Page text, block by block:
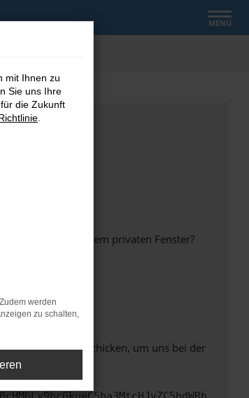
MENÜ
oder in einem privaten Fenster?
werden.
diesen Text schicken, um uns bei der
mit Ihnen zu
Sie uns Ihre
die Zukunft
werden
zu schalten,